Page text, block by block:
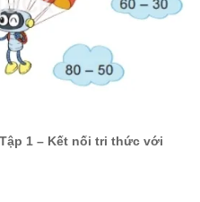
1 – Kết nối tri thức với